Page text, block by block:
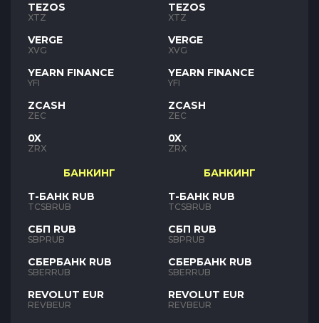
TEZOS
XTZ
VERGE
XVG
YEARN FINANCE
YFI
ZCASH
ZEC
0X
ZRX
БАНКИНГ
Т-БАНК RUB
TCSBRUB
СБП RUB
SBPRUB
СБЕРБАНК RUB
SBERRUB
REVOLUT EUR
REVBEUR
TEZOS
XTZ
VERGE
XVG
YEARN FINANCE
YFI
ZCASH
ZEC
0X
ZRX
БАНКИНГ
Т-БАНК RUB
TCSBRUB
СБП RUB
SBPRUB
СБЕРБАНК RUB
SBERRUB
REVOLUT EUR
REVBEUR